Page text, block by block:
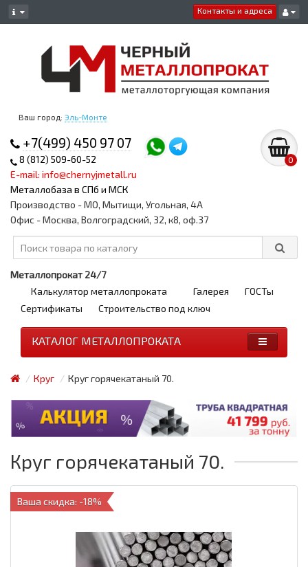
Контакты и адреса
Ваш город: Эль-Монте
+7(499) 450 97 07
8 (812) 509-60-52
E-mail: info@chernyjmetall.ru
Металлобаза в СПб и МСК
0
Производство - МО, Мытищи, Угольная, 4А
Офис - Москва, Волгоградский, 32, к8, оф.37
Металлопрокат 24/7
Калькулятор металлопроката
Галерея
ГОСТы
Сертификаты
Строительство под ключ
КАТАЛОГ МЕТАЛЛОПРОКАТА
Круг Круг горячекатаный 70.
Круг горячекатаный 70.
Ваша скидка: -18%